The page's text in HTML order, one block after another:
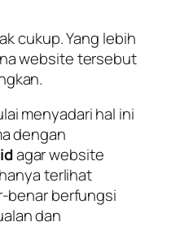
cukup. Yang lebih
website tersebut
menyadari hal ini
dengan
agar website
terlihat
benar berfungsi
dan